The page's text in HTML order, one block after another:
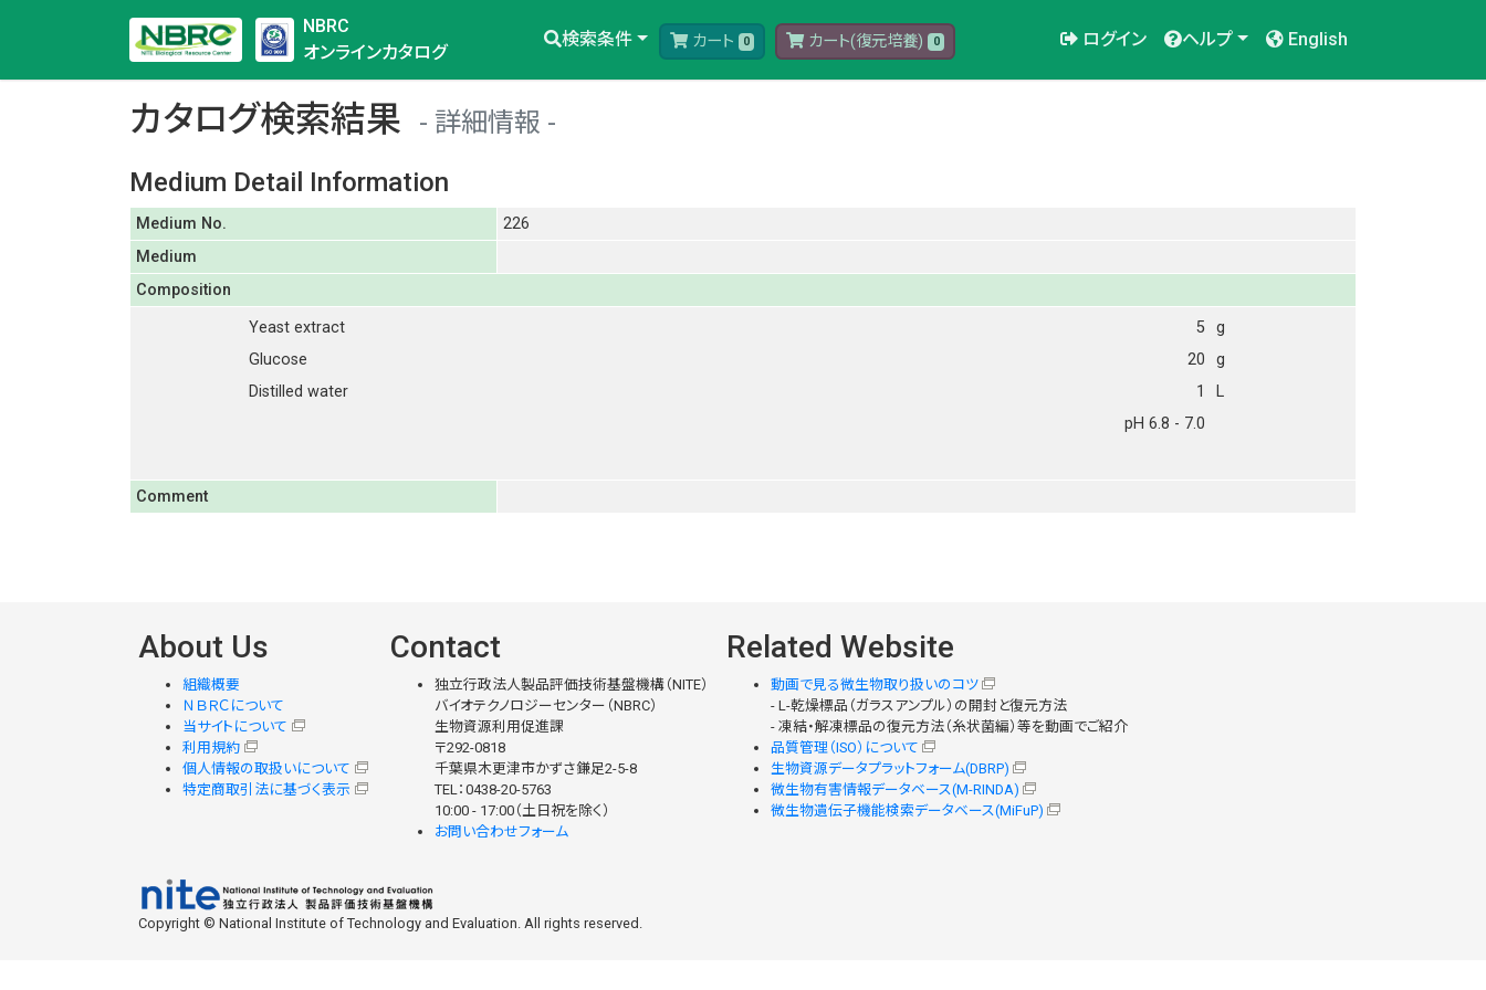
NBRC
オンラインカタログ
検索条件 カート 0 カート(復元培養) 0 ログイン ヘルプ English
カタログ検索結果
詳細情報
Medium Detail Information
Medium No.
226
Medium
Composition
Yeast extract
5 g
Glucose
20
g
Distilled water
1
L
pH 6.8 - 7.0
Comment
About Us
組織概要
ＮＢＲＣについて
当サイトについて
利用規約
個人情報の取扱いについて
特定商取引法に基づく表示
Contact
独立行政法人製品評価技術基盤機構（NITE）
バイオテクノロジーセンター（NBRC）
生物資源利用促進課
〒292-0818
千葉県木更津市かずさ鎌足2-5-8
TEL：0438-20-5763
10:00 - 17:00（土日祝を除く）
お問い合わせフォーム
Related Website
動画で見る微生物取り扱いのコツ
- L-乾燥標品（ガラスアンプル）の開封と復元方法
- 凍結・解凍標品の復元方法（糸状菌編）等を動画でご紹介
品質管理（ISO）について
生物資源データプラットフォーム(DBRP)
微生物有害情報データベース(M-RINDA)
微生物遺伝子機能検索データベース(MiFuP)
Copyright © National Institute of Technology and Evaluation. All rights reserved.